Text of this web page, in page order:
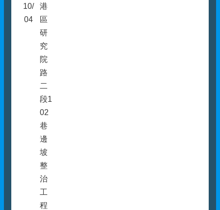
10/
04
港
區
研
究
院
路
二
段1
02
巷
邊
坡
整
治
工
程